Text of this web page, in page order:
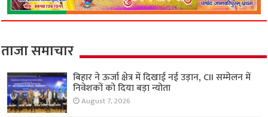
ताजा समाचार
बिहार ने ऊर्जा क्षेत्र में दिखाई नई उड़ान, CII सम्मेलन में
निवेशकों को दिया बड़ा न्योता
August 7, 2026